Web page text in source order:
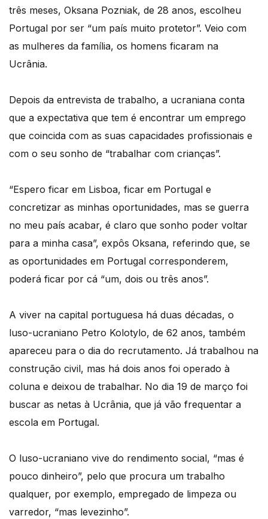
três meses, Oksana Pozniak, de 28 anos, escolheu
Portugal por ser “um país muito protetor”. Veio com
as mulheres da família, os homens ficaram na
Ucrânia.
Depois da entrevista de trabalho, a ucraniana conta
que a expectativa que tem é encontrar um emprego
que coincida com as suas capacidades profissionais e
com o seu sonho de “trabalhar com crianças”.
“Espero ficar em Lisboa, ficar em Portugal e
concretizar as minhas oportunidades, mas se guerra
no meu país acabar, é claro que sonho poder voltar
para a minha casa”, expôs Oksana, referindo que, se
as oportunidades em Portugal corresponderem,
poderá ficar por cá “um, dois ou três anos”.
A viver na capital portuguesa há duas décadas, o
luso-ucraniano Petro Kolotylo, de 62 anos, também
apareceu para o dia do recrutamento. Já trabalhou na
construção civil, mas há dois anos foi operado à
coluna e deixou de trabalhar. No dia 19 de março foi
buscar as netas à Ucrânia, que já vão frequentar a
escola em Portugal.
O luso-ucraniano vive do rendimento social, “mas é
pouco dinheiro”, pelo que procura um trabalho
qualquer, por exemplo, empregado de limpeza ou
varredor, “mas levezinho”.